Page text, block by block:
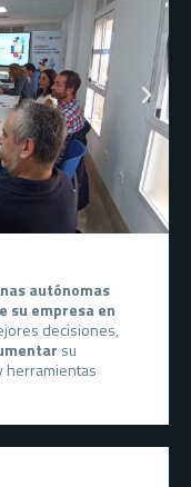
autónomas
su empresa en
decisiones,
su
herramientas